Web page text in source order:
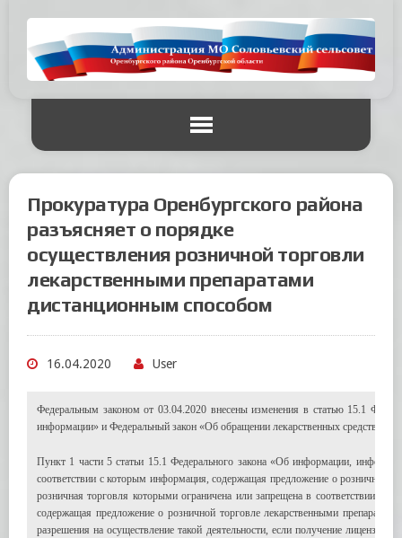
Прокуратура Оренбургского района
разъясняет о порядке
осуществления розничной торговли
лекарственными препаратами
дистанционным способом
16.04.2020 User
Федеральным законом от 03.04.2020 внесены изменения в статью 15.1
информации» и Федеральный закон «Об обращении лекарственных средств».
Пункт 1 части 5 статьи 15.1 Федерального закона «Об информации,
соответствии с которым информация, содержащая предложение о розничной
розничная торговля которыми ограничена или запрещена в соответствии с
содержащая предложение о розничной торговле лекарственными
разрешения на осуществление такой деятельности, если получение лицензии